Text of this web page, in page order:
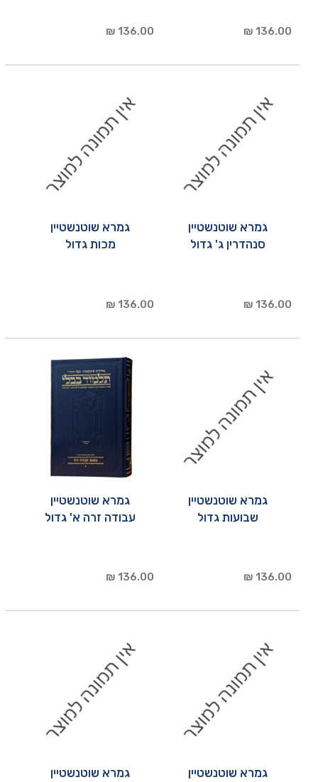
136.00 ₪
136.00 ₪
גמרא שוטנשטיין
סנהדרין ג' גדול
136.00 ₪
גמרא שוטנשטיין
מכות גדול
136.00 ₪
גמרא שוטנשטיין
שבועות גדול
136.00 ₪
גמרא שוטנשטיין
עבודה זרה א' גדול
136.00 ₪
גמרא שוטנשטיין
גמרא שוטנשטיין